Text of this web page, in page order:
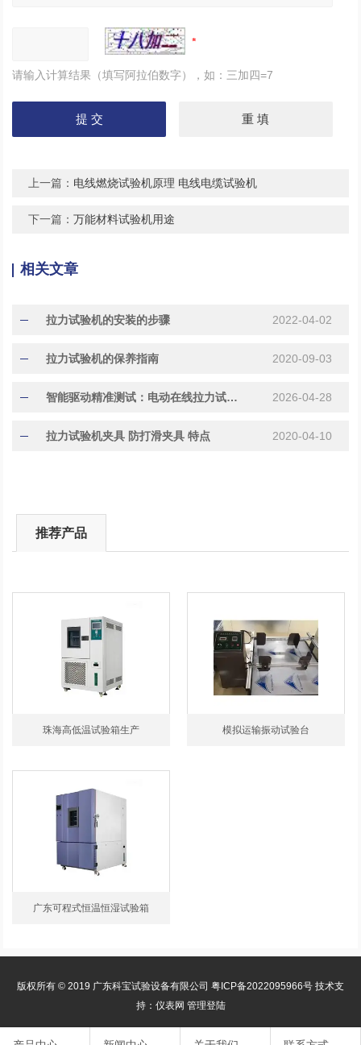
请输入计算结果（填写阿拉伯数字），如：三加四=7
上一篇： 电线燃烧试验机原理 电线电缆试验机
下一篇：万能材料试验机用途
相关文章
拉力试验机的安装的步骤 2022-04-02
拉力试验机的保养指南 2020-09-03
智能驱动精准测试：电动在线拉力试验机性能优势 2026-04-28
拉力试验机夹具 防打滑夹具 特点 2020-04-10
推荐产品
珠海高低温试验箱生产 模拟运输振动试验台
广东可程式恒温恒湿试验箱
版权所有 © 2019 广东科宝试验设备有限公司 粤ICP备2022095966号 技术支
持：仪表网 管理登陆